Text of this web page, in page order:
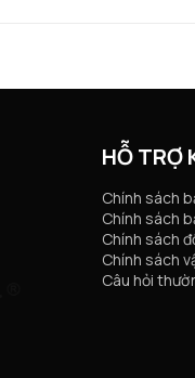
HỖ TRỢ
Chính sách
Chính sách
Chính sách
Chính sách
Câu hỏi